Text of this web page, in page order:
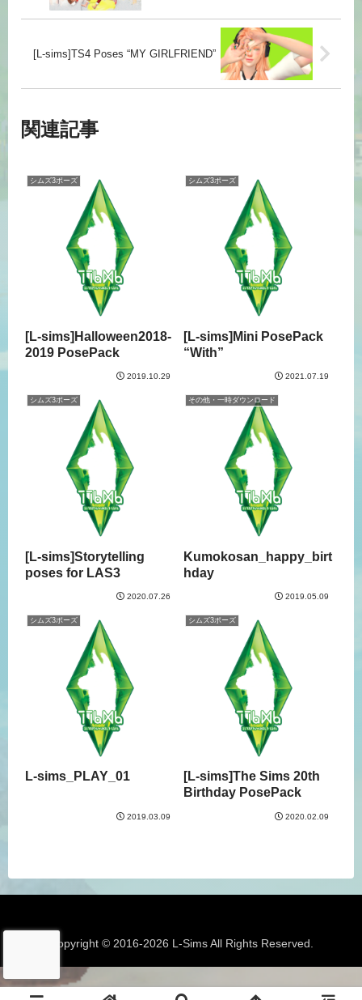
[L-sims]TS4 Poses “MY GIRLFRIEND”
関連記事
シムズ3ポーズ
[L-sims]Halloween2018-
2019 PosePack
2019.10.29
シムズ3ポーズ
[L-sims]Mini PosePack
“With”
2021.07.19
シムズ3ポーズ
[L-sims]Storytelling
poses for LAS3
2020.07.26
その他・一時ダウンロード
Kumokosan_happy_birt
hday
2019.05.09
シムズ3ポーズ
L-sims_PLAY_01
2019.03.09
シムズ3ポーズ
[L-sims]The Sims 20th
Birthday PosePack
2020.02.09
Copyright © 2016-2026 L-Sims All Rights Reserved.